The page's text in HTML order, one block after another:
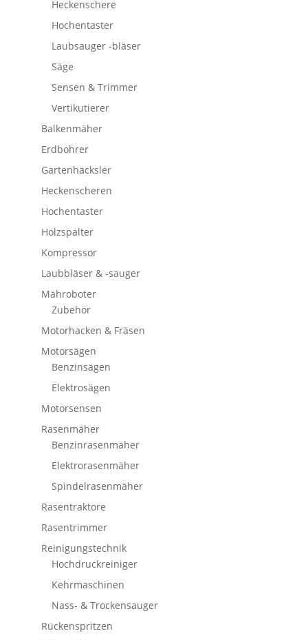
Heckenschere
Hochentaster
Laubsauger -bläser
Säge
Sensen & Trimmer
Vertikutierer
Balkenmäher
Erdbohrer
Gartenhäcksler
Heckenscheren
Hochentaster
Holzspalter
Kompressor
Laubbläser & -sauger
Mähroboter
Zubehör
Motorhacken & Fräsen
Motorsägen
Benzinsägen
Elektrosägen
Motorsensen
Rasenmäher
Benzinrasenmäher
Elektrorasenmäher
Spindelrasenmäher
Rasentraktore
Rasentrimmer
Reinigungstechnik
Hochdruckreiniger
Kehrmaschinen
Nass- & Trockensauger
Rückenspritzen